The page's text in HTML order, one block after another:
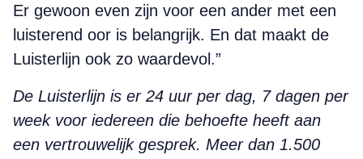
Er gewoon even zijn voor een ander met een
luisterend oor is belangrijk. En dat maakt de
Luisterlijn ook zo waardevol.”
De Luisterlijn is er 24 uur per dag, 7 dagen per
week voor iedereen die behoefte heeft aan
een vertrouwelijk gesprek. Meer dan 1.500